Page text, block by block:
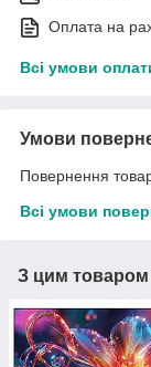
Оплата на
Всі умови
Умови
Повернення
Всі умови
З цим